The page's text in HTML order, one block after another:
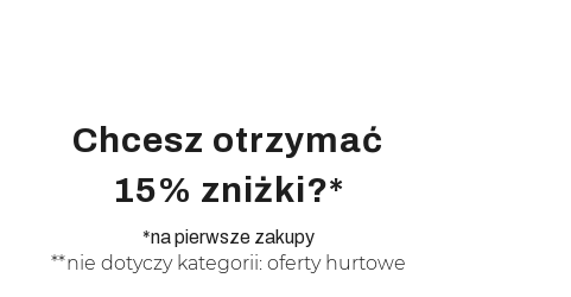
Chcesz otrzymać
15% zniżki?*
*na pierwsze zakupy
**nie dotyczy kategorii: oferty hurtowe